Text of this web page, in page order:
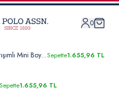
0
Kadın Mürdüm Modal Karışımlı Mini Boy Kapüşonlu Sweatshirt ElbiseSepette1.655,96 TL
Sepette1.655,96 TL